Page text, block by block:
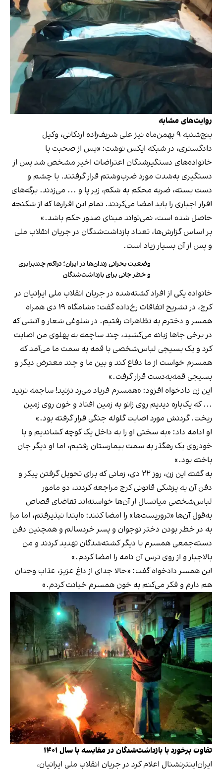
روایت‌های مشابه
پنج‌شنبه ۹ بهمن‌ماه نیز علی شریف‌زاده اردکانی، وکیل
دادگستری، در شبکه ایکس نوشت: «پس از صحبت با
خانواده‌های دستگیرشدگان اعتراضات اخیر مشخص شد پس از
دستگیری به‌شدت مورد ضرب‌وشتم قرار گرفتند. با چشم و
دست بسته، ضربه محکم به شکم، زیر پا و ... می‌زدند. برگه‌های
اقرار اجباری را باید امضا می‌کردند. تمام این اقرارها که از شکنجه
حاصل شده است، نمی‌تواند مبنای صدور حکم باشد.»
بر اساس گزارش‌ها، تعداد بازداشت‌شدگان در جریان انقلاب ملی
و پس از آن بسیار زیاد است.
وضعیت بحرانی زندان‌ها در ایران؛ تراکم چندبرابری
و خطر جانی برای بازداشت‌شدگان
خانواده یکی از افراد کشته‌شده در جریان انقلاب ملی ایرانیان در
کرج، در تشریح اتفاقات رخ‌داده گفت: «شامگاه ۱۹ دی همراه
همسر و دخترم به تظاهرات رفتیم. در شلوغی شعار و آتشی که
در برخی جاها زبانه می‌کشید، چند ساچمه به پهلوی من اصابت
کرد و یک بسیجی لباس‌شخصی با قمه به سمت ما می‌آمد که
همسرم خواست از ما دفاع کند و بین ما و چند معترض دیگر و
بسیجی قمه‌به‌دست قرار گرفت.»
این زن دادخواه افزود: «همسرم فریاد می‌زد نزنید! ساچمه نزنید
... که یک‌باره دیدیم روی زانو به زمین افتاد و خون روی زمین
ریخت. گردنش مورد اصابت گلوله جنگی قرار گرفته بود.»
او ادامه داد: «به سختی او را به داخل یک کوچه کشاندیم و با
خودروی یک رهگذر به سمت بیمارستان رفتیم، اما او دیگر جان
باخته بود.»
به گفته این زن، روز ۲۲ دی، زمانی که برای تحویل گرفتن پیکر و
دفن آن به پزشکی قانونی کرج مراجعه کردند، دو مامور
لباس‌شخصی میانسال از آن‌ها خواسته‌اند تقاضای قصاص
به‌قول آن‌ها «تروریست‌ها» را امضا کنند: «ابتدا نپذیرفتم، اما مرا
به در خطر بودن دختر نوجوان و پسر خردسالم و همچنین دفن
دسته‌جمعی همسرم با دیگر کشته‌شدگان تهدید کردند و من
بالاجبار و از روی ترس آن نامه را امضا کردم.»
این همسر دادخواه گفت: «حالا جدای از داغ عزیز، عذاب وجدان
هم دارم و فکر می‌کنم به خون همسرم خیانت کردم.»
تفاوت برخورد با بازداشت‌شدگان در مقایسه با سال ۱۴۰۱
ایران‌اینترنشنال اعلام کرد در جریان انقلاب ملی ایرانیان،